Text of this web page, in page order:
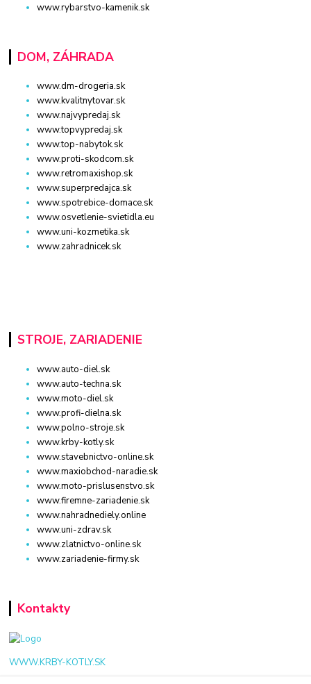
www.rybarstvo-kamenik.sk
DOM, ZÁHRADA
www.dm-drogeria.sk
www.kvalitnytovar.sk
www.najvypredaj.sk
www.topvypredaj.sk
www.top-nabytok.sk
www.proti-skodcom.sk
www.retromaxishop.sk
www.superpredajca.sk
www.spotrebice-domace.sk
www.osvetlenie-svietidla.eu
www.uni-kozmetika.sk
www.zahradnicek.sk
STROJE, ZARIADENIE
www.auto-diel.sk
www.auto-techna.sk
www.moto-diel.sk
www.profi-dielna.sk
www.polno-stroje.sk
www.krby-kotly.sk
www.stavebnictvo-online.sk
www.maxiobchod-naradie.sk
www.moto-prislusenstvo.sk
www.firemne-zariadenie.sk
www.nahradnediely.online
www.uni-zdrav.sk
www.zlatnictvo-online.sk
www.zariadenie-firmy.sk
Kontakty
WWW.KRBY-KOTLY.SK